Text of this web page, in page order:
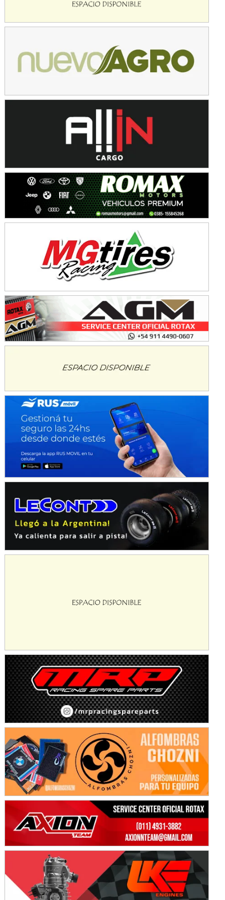
Baradero (Buenos Aires)
KDO - F6
ENTRERRIANO - F6 (POSTERGADA)
Parque de la Velocidad (Asfalto)
VICTORIENSE - F7
Moto Club Reginense (Tierra)
CSK - F7
Juventud Unida (Tierra)
Humboldt (Santa Fe)
NORESTE SANTAFESINO - F6
Ciudad de Avellaneda (Asfalto)
SUR SANTAFESINO - F4
José Samuel Sánchez (Tierra)
Rufino (Santa Fe)
Juan Navarro (Asfalto)
El Timbó (Tucumán)